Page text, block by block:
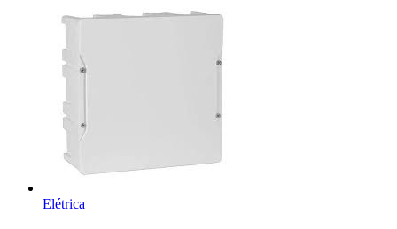
Elétrica